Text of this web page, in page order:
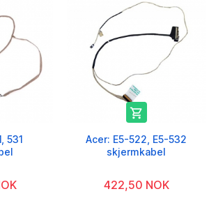
531

Acer: E5-522, E5-532
skjermkabel
422,50 NOK